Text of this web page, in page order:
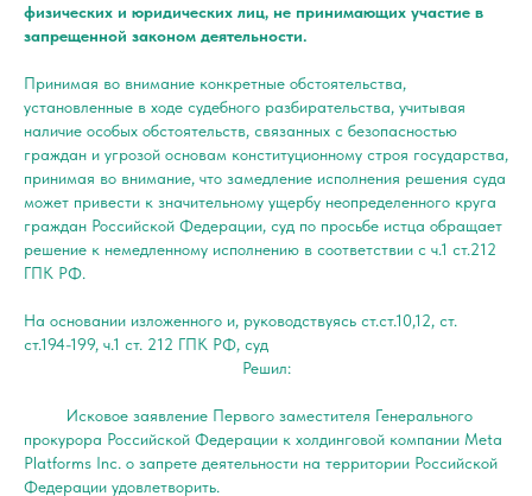
физических и юридических лиц, не принимающих участие в
запрещенной законом деятельности.
Принимая во внимание конкретные обстоятельства,
установленные в ходе судебного разбирательства, учитывая
наличие особых обстоятельств, связанных с безопасностью
граждан и угрозой основам конституционному строя государства,
принимая во внимание, что замедление исполнения решения суда
может привести к значительному ущербу неопределенного круга
граждан Российской Федерации, суд по просьбе истца обращает
решение к немедленному исполнению в соответствии с ч.1 ст.212
ГПК РФ.
На основании изложенного и, руководствуясь ст.ст.10,12, ст.
ст.194-199, ч.1 ст. 212 ГПК РФ, суд
Решил:
Исковое заявление Первого заместителя Генерального
прокурора Российской Федерации к холдинговой компании Meta
Platforms Inc. о запрете деятельности на территории Российской
Федерации удовлетворить.